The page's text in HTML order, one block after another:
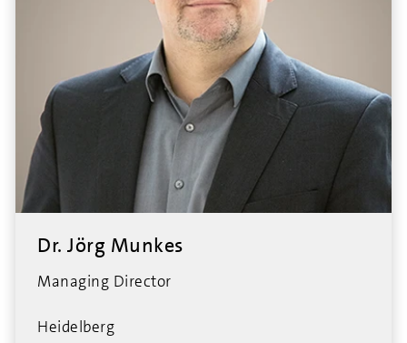
Dr. Jörg Munkes
Managing Director
Heidelberg